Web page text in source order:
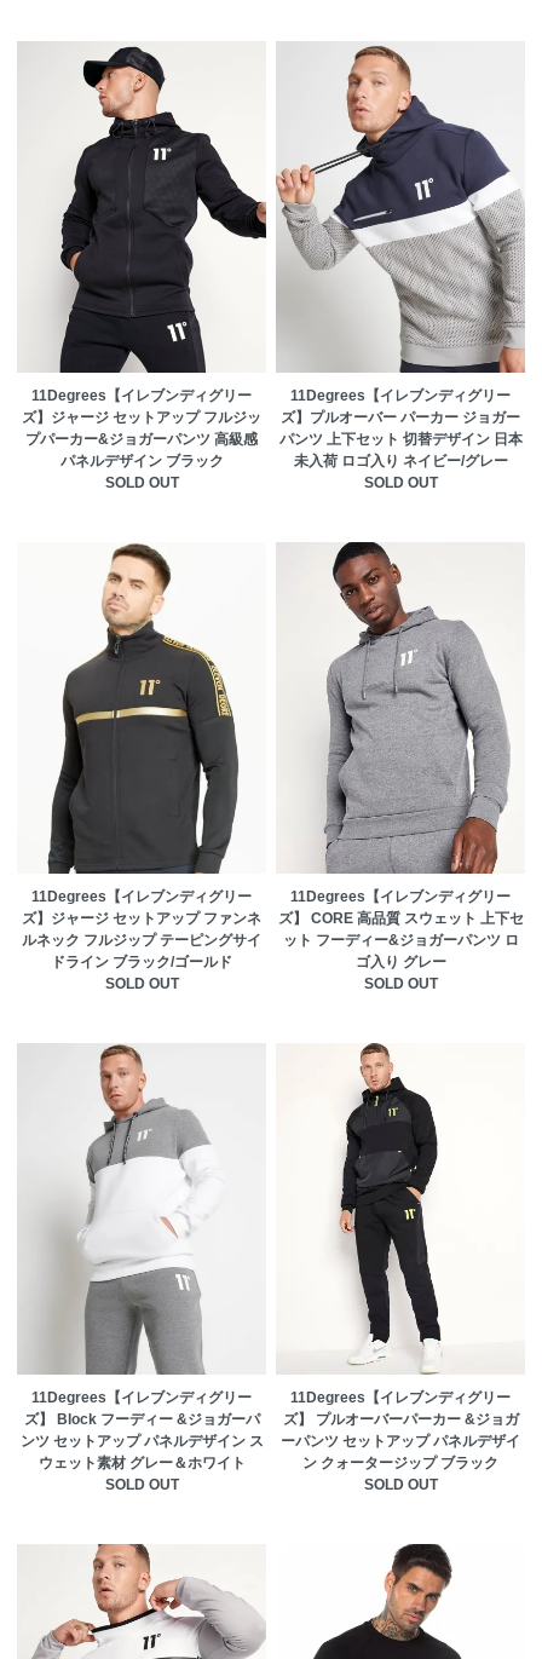
11Degrees【イレブンディグリー
ズ】ジャージ セットアップ フルジッ
プパーカー&ジョガーパンツ 高級感
パネルデザイン ブラック
SOLD OUT
11Degrees【イレブンディグリー
ズ】プルオーバー パーカー ジョガー
パンツ 上下セット 切替デザイン 日本
未入荷 ロゴ入り ネイビー/グレー
SOLD OUT
11Degrees【イレブンディグリー
ズ】ジャージ セットアップ ファンネ
ルネック フルジップ テーピングサイ
ドライン ブラック/ゴールド
SOLD OUT
11Degrees【イレブンディグリー
ズ】 CORE 高品質 スウェット 上下セ
ット フーディー&ジョガーパンツ ロ
ゴ入り グレー
SOLD OUT
11Degrees【イレブンディグリー
ズ】 Block フーディー &ジョガーパ
ンツ セットアップ パネルデザイン ス
ウェット素材 グレー＆ホワイト
SOLD OUT
11Degrees【イレブンディグリー
ズ】 プルオーバーパーカー &ジョガ
ーパンツ セットアップ パネルデザイ
ン クォータージップ ブラック
SOLD OUT